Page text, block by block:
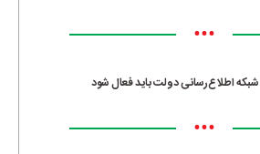
•••
شبکه اطلاع‌رسانی دولت باید فعال شود
•••